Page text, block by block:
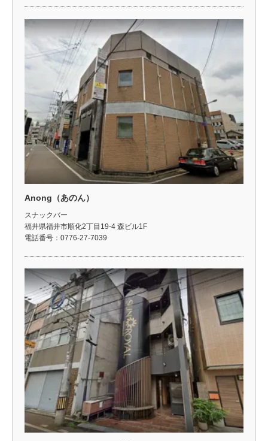
Anong（あのん）
スナックバー
福井県福井市順化2丁目19-4 森ビル1F
電話番号：0776-27-7039